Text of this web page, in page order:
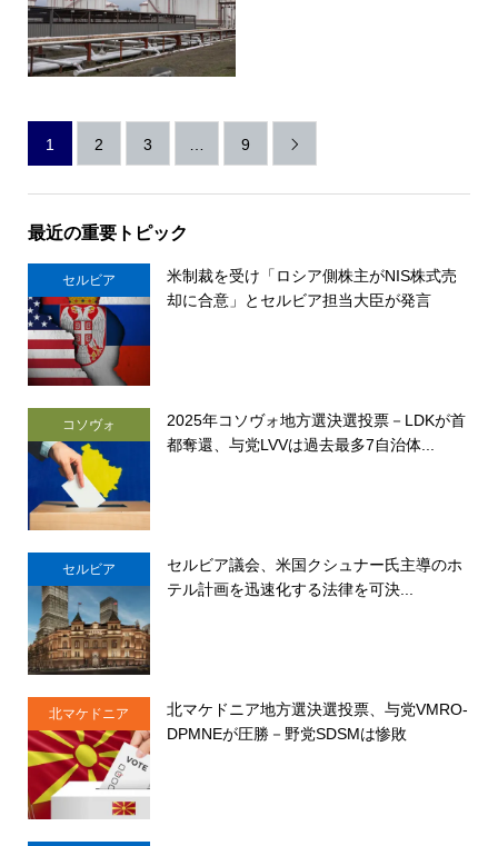
1 2 3 9 
最近の重要トピック
セルビア
米制裁を受け「ロシア側株主がNIS株式売
却に合意」とセルビア担当大臣が発言
コソヴォ
2025年コソヴォ地方選決選投票－LDKが首
都奪還、与党LVVは過去最多7自治体...
セルビア
セルビア議会、米国クシュナー氏主導のホ
テル計画を迅速化する法律を可決...
北マケドニア
北マケドニア地方選決選投票、与党VMRO-
DPMNEが圧勝－野党SDSMは惨敗